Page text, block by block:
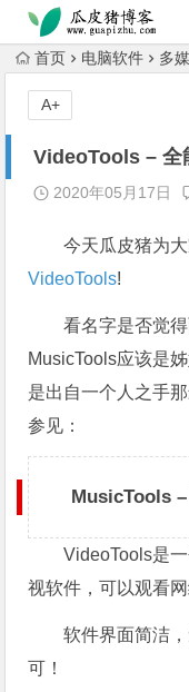
跳转到主内容
首页 电脑软件 多
VideoTools – 全
2020年05月17日
今天瓜皮猪为
VideoTools!
看名字是否觉
MusicTools应该是
是出自一个人之手
参见：
MusicTools
VideoTools是
视软件，可以观看
软件界面简洁
可！
A+